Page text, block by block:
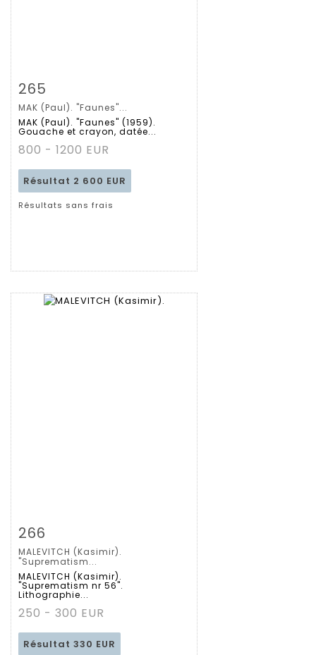
Fiche détaillée
265
MAK (Paul). "Faunes"...
MAK (Paul). "Faunes" (1959).
Gouache et crayon, datée...
800 - 1200 EUR
Résultat 2 600 EUR
Résultats sans frais
Fiche détaillée
266
MALEVITCH (Kasimir).
"Suprematism...
MALEVITCH (Kasimir).
"Suprematism nr 56".
Lithographie...
250 - 300 EUR
Résultat 330 EUR